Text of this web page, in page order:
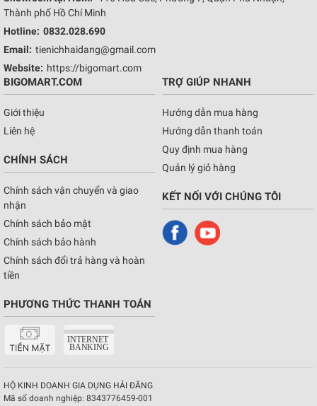
Thành phố Hồ Chí Minh
Hotline: 0832.028.690
Email: tienichhaidang@gmail.com
Website: https://bigomart.com
BIGOMART.COM
Giới thiệu
Liên hệ
CHÍNH SÁCH
Chính sách vận chuyển và giao
nhận
Chính sách bảo mật
Chính sách bảo hành
Chính sách đổi trả hàng và hoàn
tiền
PHƯƠNG THỨC THANH TOÁN
TRỢ GIÚP NHANH
Hướng dẫn mua hàng
Hướng dẫn thanh toán
Quy định mua hàng
Quản lý giỏ hàng
KẾT NỐI VỚI CHÚNG TÔI
HỘ KINH DOANH GIA DỤNG HẢI ĐĂNG
Mã số doanh nghiệp: 8343776459-001